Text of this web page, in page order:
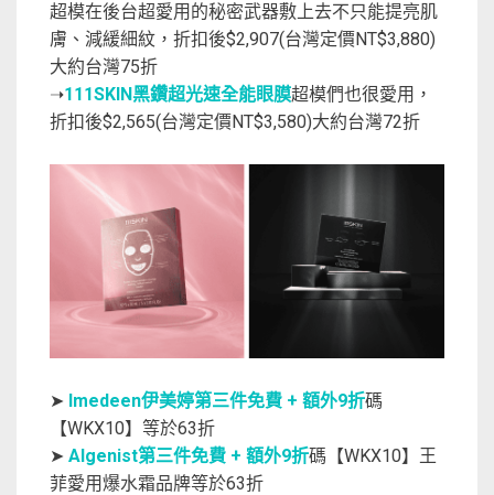
超模在後台超愛用的秘密武器敷上去不只能提亮肌
膚、減緩細紋，折扣後$2,907(台灣定價NT$3,880)
大約台灣75折
➝111SKIN黑鑽超光速全能眼膜超模們也很愛用，
折扣後$2,565(台灣定價NT$3,580)大約台灣72折
➤ Imedeen伊美婷第三件免費 + 額外9折碼
【WKX10】等於63折
➤ Algenist第三件免費 + 額外9折碼【WKX10】王
菲愛用爆水霜品牌等於63折